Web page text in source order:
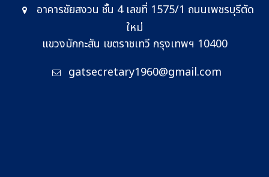
อาคารชัยสงวน ชั้น 4 เลขที่ 1575/1 ถนนเพชรบุรีตัด
ใหม่
แขวงมักกะสัน เขตราชเทวี กรุงเทพฯ 10400
gatsecretary1960@gmail.com